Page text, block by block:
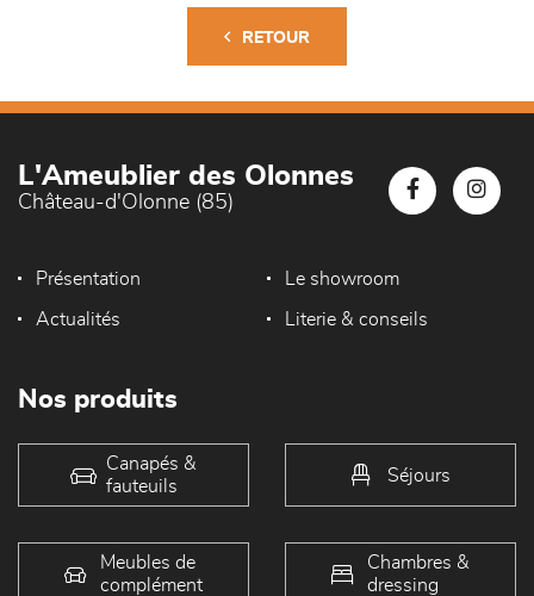
RETOUR
L'Ameublier des Olonnes
Château-d'Olonne (85)
Présentation Le showroom
Actualités Literie & conseils
Nos produits
Canapés &
fauteuils
Séjours
Meubles de
complément
Chambres &
dressing